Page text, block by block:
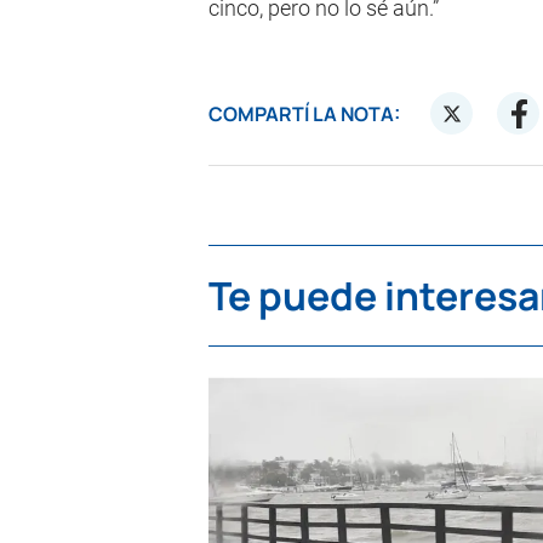
cinco, pero no lo sé aún.”
COMPARTÍ LA NOTA:
Te puede